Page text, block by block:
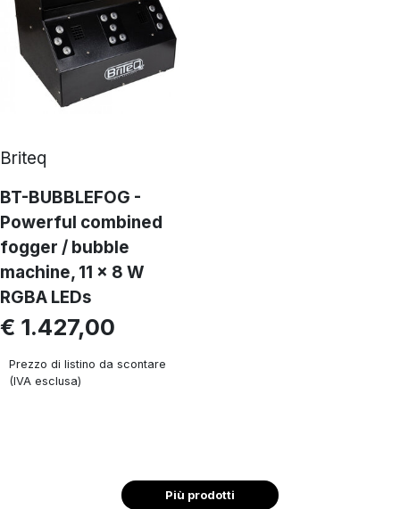
Briteq
BT-BUBBLEFOG -
Powerful combined
fogger / bubble
machine, 11 x 8 W
RGBA LEDs
€ 1.427,00
Prezzo di listino da scontare
(IVA esclusa)
Più prodotti